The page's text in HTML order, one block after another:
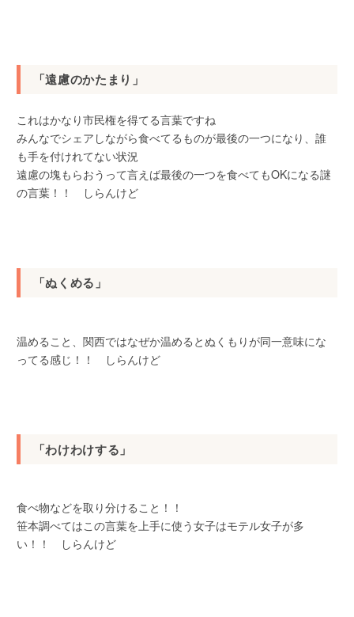
「遠慮のかたまり」
これはかなり市民権を得てる言葉ですね
みんなでシェアしながら食べてるものが最後の一つになり、誰
も手を付けれてない状況
遠慮の塊もらおうって言えば最後の一つを食べてもOKになる謎
の言葉！！ しらんけど
「ぬくめる」
温めること、関西ではなぜか温めるとぬくもりが同一意味にな
ってる感じ！！ しらんけど
「わけわけする」
食べ物などを取り分けること！！
笹本調べてはこの言葉を上手に使う女子はモテル女子が多
い！！ しらんけど